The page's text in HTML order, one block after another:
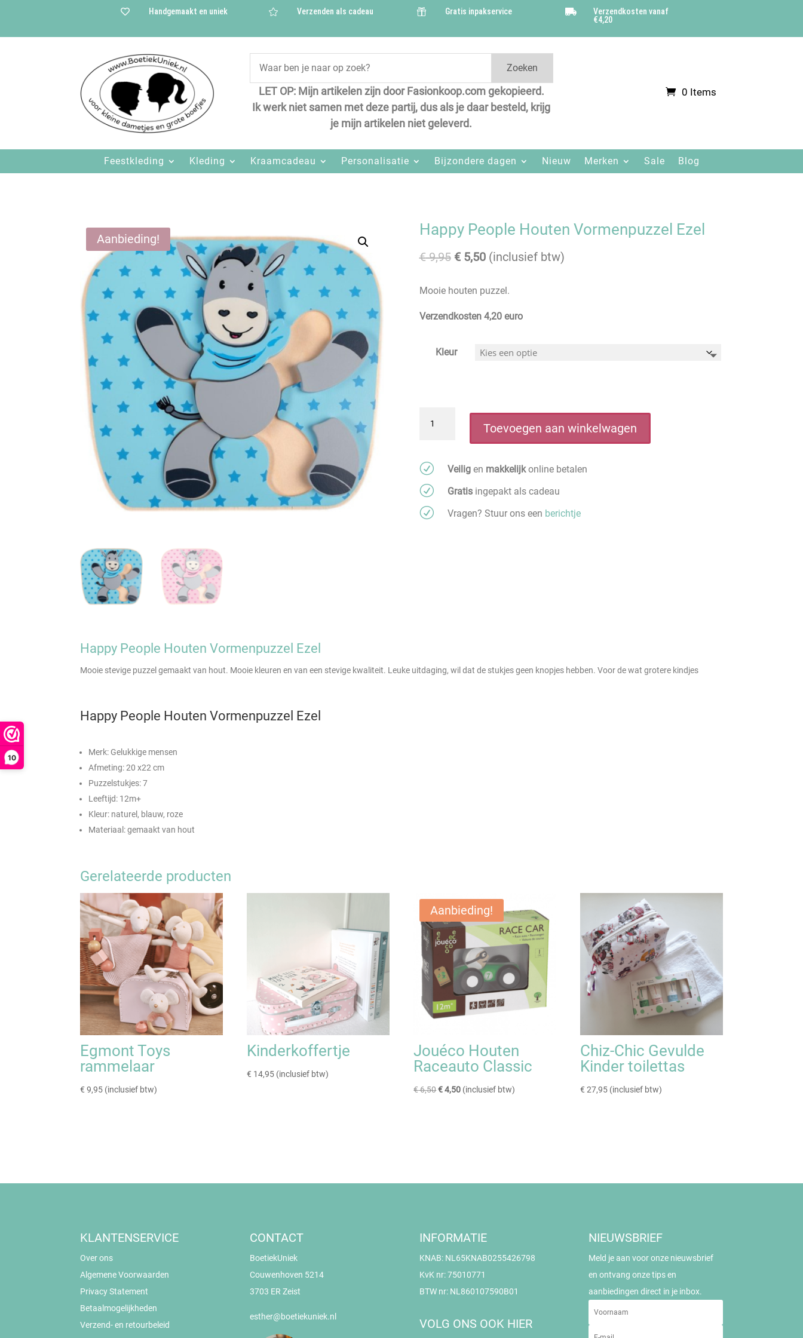
10
 Handgemaakt en uniek  Verzenden als cadeau  Gratis inpakservice 
Verzendkosten vanaf
€4,20
Zoeken
LET OP: Mijn artikelen zijn door Fasionkoop.com gekopieerd.
Ik werk niet samen met deze partij, dus als je daar besteld, krijg
je mijn artikelen niet geleverd.
0 Items
Feestkleding Kleding Kraamcadeau Personalisatie Bijzondere dagen Nieuw Merken Sale Blog
Aanbieding!
Happy People Houten Vormenpuzzel Ezel
€9,95 Oorspronkelijke
was:
€5,50Huidige
is:
(inclusief btw)
Mooie houten puzzel.
Verzendkosten 4,20 euro
Kleur
Vormenpuzzel
Ezel
aantal
Toevoegen aan winkelwagen
R Veiligen makkelijkonline betalen
R Gratisingepakt als cadeau
R Vragen? Stuur ons een berichtje
Happy People Houten Vormenpuzzel Ezel
Mooie stevige puzzel gemaakt van hout. Mooie kleuren en van een stevige kwaliteit. Leuke uitdaging, wil dat de stukjes geen knopjes hebben. Voor de wat grotere kindjes
Happy People Houten Vormenpuzzel Ezel
Merk: Gelukkige mensen
Afmeting: 20 x22 cm
Puzzelstukjes: 7
Leeftijd: 12m+
Kleur: naturel, blauw, roze
Materiaal: gemaakt van hout
Gerelateerde producten
Egmont Toys
rammelaar
€ 9,95 (inclusief btw)
Kinderkoffertje
€ 14,95 (inclusief btw)
Aanbieding!
Jouéco Houten
Raceauto Classic
€6,50Oorspronkelijke
€4,50Huidige
(inclusief btw)
Chiz-Chic Gevulde
Kinder toilettas
€ 27,95 (inclusief btw)
KLANTENSERVICE
Over ons
Algemene Voorwaarden
Privacy Statement
Betaalmogelijkheden
Verzend- en retourbeleid
CONTACT
BoetiekUniek
Couwenhoven 5214
3703 ER Zeist
esther@boetiekuniek.nl
INFORMATIE
KNAB: NL65KNAB0255426798
KvK nr: 75010771
BTW nr: NL860107590B01
VOLG ONS OOK HIER
NIEUWSBRIEF
Meld je aan voor onze nieuwsbrief
en ontvang onze tips en
aanbiedingen direct in je inbox.